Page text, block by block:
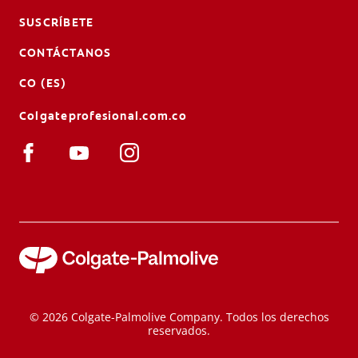
SUSCRÍBETE
CONTÁCTANOS
CO (ES)
Colgateprofesional.com.co
© 2026 Colgate-Palmolive Company. Todos los derechos
reservados.